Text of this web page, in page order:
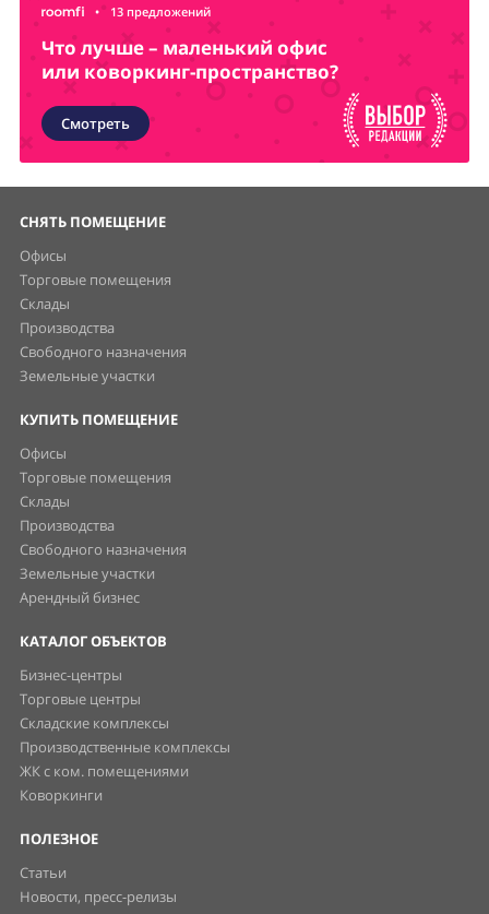
• 13 предложений
Что лучше – маленький офис
или коворкинг-пространство?
Смотреть
СНЯТЬ ПОМЕЩЕНИЕ
Офисы
Торговые помещения
Склады
Производства
Свободного назначения
Земельные участки
КУПИТЬ ПОМЕЩЕНИЕ
Офисы
Торговые помещения
Склады
Производства
Свободного назначения
Земельные участки
Арендный бизнес
КАТАЛОГ ОБЪЕКТОВ
Бизнес-центры
Торговые центры
Складские комплексы
Производственные комплексы
ЖК с ком. помещениями
Коворкинги
ПОЛЕЗНОЕ
Статьи
Новости, пресс-релизы